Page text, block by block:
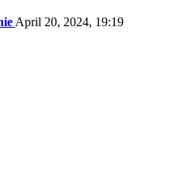
April 20, 2024, 19:19